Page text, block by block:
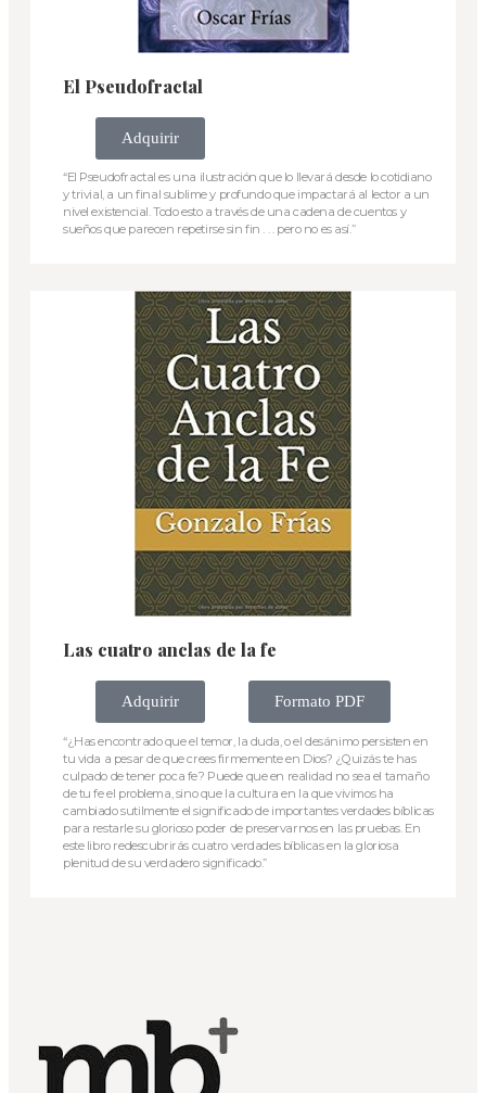
El Pseudofractal
Adquirir
“El Pseudofractal es una ilustración que lo llevará desde lo cotidiano
y trivial, a un final sublime y profundo que impactará al lector a un
nivel existencial. Todo esto a través de una cadena de cuentos y
sueños que parecen repetirse sin fin . . . pero no es así.”
Las cuatro anclas de la fe
Adquirir Formato PDF
“¿Has encontrado que el temor, la duda, o el desánimo persisten en
tu vida a pesar de que crees firmemente en Dios? ¿Quizás te has
culpado de tener poca fe? Puede que en realidad no sea el tamaño
de tu fe el problema, sino que la cultura en la que vivimos ha
cambiado sutilmente el significado de importantes verdades bíblicas
para restarle su glorioso poder de preservarnos en las pruebas. En
este libro redescubrirás cuatro verdades bíblicas en la gloriosa
plenitud de su verdadero significado.”